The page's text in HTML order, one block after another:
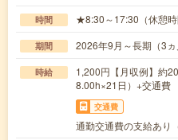
時間 ★8:30～17:30（休憩時
期間 2026年9月～長期（3ヵ
時給
1,200円【月収例】約
8.00h×21日）+交通費
交通費
通勤交通費の支給あり